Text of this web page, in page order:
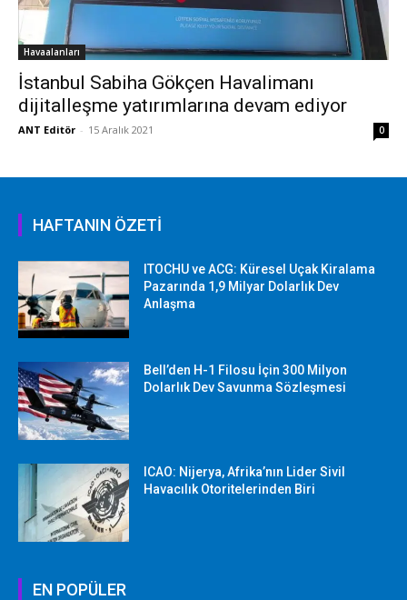
Havaalanları
İstanbul Sabiha Gökçen Havalimanı
dijitalleşme yatırımlarına devam ediyor
ANT Editör - 15 Aralık 2021 0
HAFTANIN ÖZETİ
ITOCHU ve ACG: Küresel Uçak Kiralama
Pazarında 1,9 Milyar Dolarlık Dev
Anlaşma
Bell’den H-1 Filosu İçin 300 Milyon
Dolarlık Dev Savunma Sözleşmesi
ICAO: Nijerya, Afrika’nın Lider Sivil
Havacılık Otoritelerinden Biri
EN POPÜLER